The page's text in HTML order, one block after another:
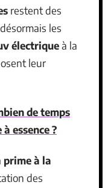
restent des
les
électriqueà la
leur
de temps
essence ?
prime à la
des